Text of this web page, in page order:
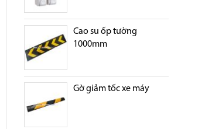
Cao su ốp tường
1000mm
Gờ giảm tốc xe máy